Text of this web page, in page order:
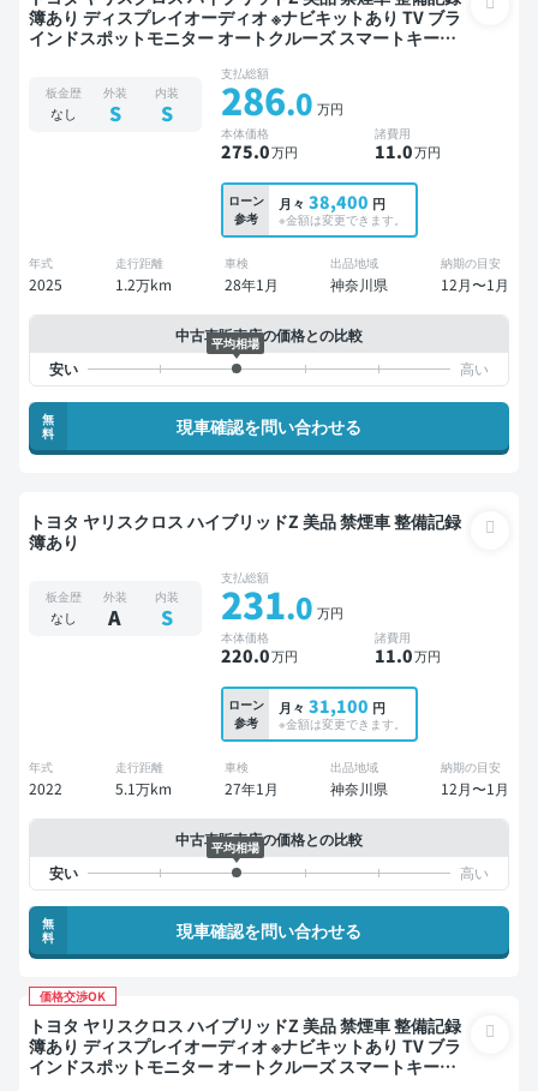
簿あり ディスプレイオーディオ ※ナビキットあり TV ブラ
インドスポットモニター オートクルーズ スマートキー
板金歴
なし
外装
S
内装
S
支払総額
286.0 万円
本体価格
275.0万円
諸費用
11.0万円
ローン
参考
月々 38,400 円
※金額は変更できます。
年式
2025
走行距離
1.2万km
車検
28年1月
出品地域
神奈川県
納期の目安
12月〜1月
中古車販売店の価格との比較
平均相場
無
料
現車確認を問い合わせる
トヨタ ヤリスクロス ハイブリッドZ 美品 禁煙車 整備記録
簿あり
板金歴
なし
外装
A
内装
S
支払総額
231.0 万円
本体価格
220.0万円
諸費用
11.0万円
ローン
参考
月々 31,100 円
※金額は変更できます。
年式
2022
走行距離
5.1万km
車検
27年1月
出品地域
神奈川県
納期の目安
12月〜1月
中古車販売店の価格との比較
平均相場
無
料
現車確認を問い合わせる
価格交渉OK
トヨタ ヤリスクロス ハイブリッドZ 美品 禁煙車 整備記録
簿あり ディスプレイオーディオ ※ナビキットあり TV ブラ
インドスポットモニター オートクルーズ スマートキー